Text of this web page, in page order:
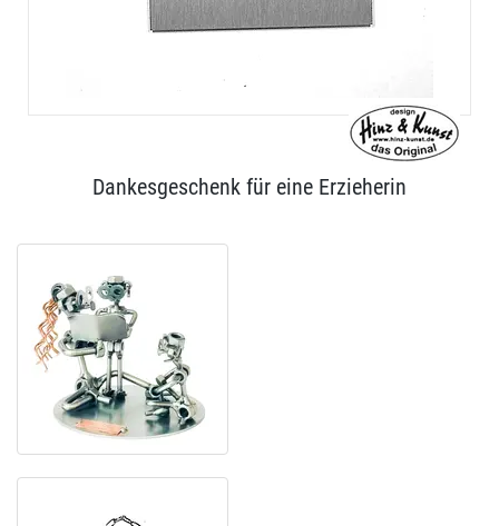
Dankesgeschenk für eine Erzieherin